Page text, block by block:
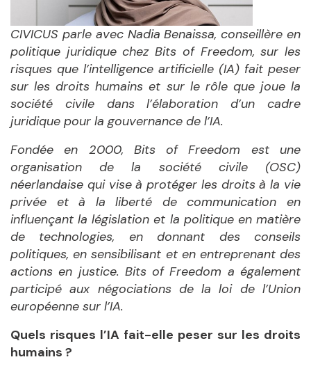
CIVICUS parle avec Nadia Benaissa, conseillère en
politique juridique chez Bits of Freedom, sur les
risques que l’intelligence artificielle (IA) fait peser
sur les droits humains et sur le rôle que joue la
société civile dans l’élaboration d’un cadre
juridique pour la gouvernance de l’IA.
Fondée en 2000, Bits of Freedom est une
organisation de la société civile (OSC)
néerlandaise qui vise à protéger les droits à la vie
privée et à la liberté de communication en
influençant la législation et la politique en matière
de technologies, en donnant des conseils
politiques, en sensibilisant et en entreprenant des
actions en justice. Bits of Freedom a également
participé aux négociations de la loi de l’Union
européenne sur l’IA.
Quels risques l’IA fait-elle peser sur les droits
humains ?